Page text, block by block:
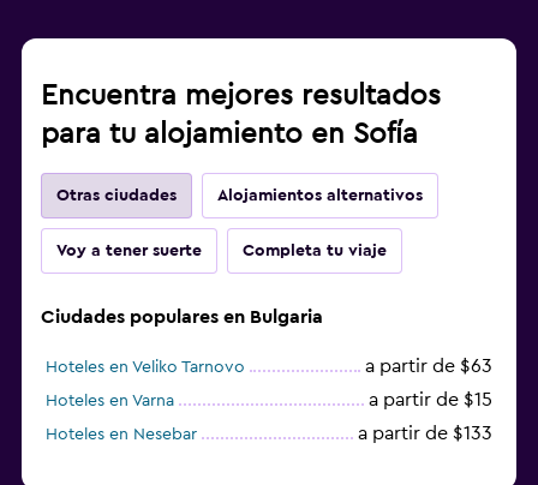
Encuentra mejores resultados
para tu alojamiento en Sofía
Otras ciudades Alojamientos alternativos
Voy a tener suerte Completa tu viaje
Ciudades populares en Bulgaria
Hoteles en Veliko Tarnovo a partir de $63
Hoteles en Varna a partir de $15
Hoteles en Nesebar a partir de $133